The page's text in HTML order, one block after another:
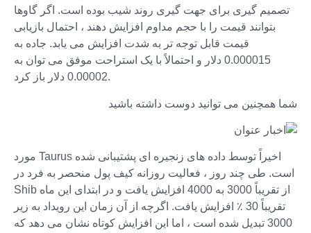
تصمیم گیری برای جهت گیری روند شیب بوده است. اگر گاوها
بتوانند قیمت را با حجم مداوم افزایش دهند ، احتمال بازیابی
قیمت قابل توجه تر به شدت افزایش می یابد. جاده به
0.000015 دلار و احتمالاً با یک استراحت موفق می توان به
0.00002 دلار باز کرد.
شما همچنین می توانید دوست داشته باشید
مورد Taurus اخیراً توسط داده های زنجیره ای پشتیبانی شده
است. طی چند روز ، فعالیت روزانه کیف پول منحصر به فرد در
Shib از تقریباً 3000 به 4000 افزایش یافت و در ابتدای این ماه
تقریباً 30 ٪ افزایش یافت. اگرچه از آن زمان این رویداد به زیر
3000 تبدیل شده است ، اما این افزایش کوتاه نشان می دهد که